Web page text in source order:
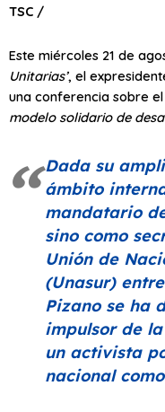
TSC /
Este miércoles 21 de
Unitarias’, el
una conferencia sobre
modelo solidario de
Dada su
ámbito
mandatario
sino como
Unión de
(Unasur)
Pizano se ha
impulsor de
un activista
nacional